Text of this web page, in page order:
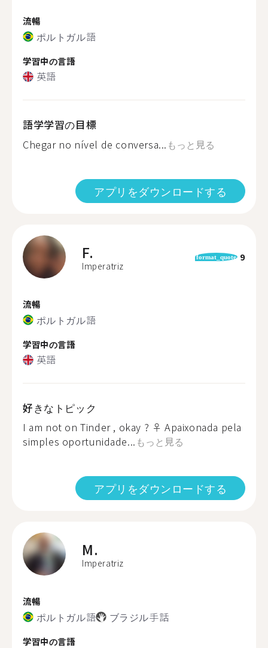
流暢
ポルトガル語
学習中の言語
英語
語学学習の目標
Chegar no nível de conversa... もっと見る
アプリをダウンロードする
F.
Imperatriz
format_quote 9
流暢
ポルトガル語
学習中の言語
英語
好きなトピック
I am not on Tinder , okay ? ‍♀️ Apaixonada pela
simples oportunidade... もっと見る
アプリをダウンロードする
M.
Imperatriz
流暢
ポルトガル語 ブラジル手話
学習中の言語